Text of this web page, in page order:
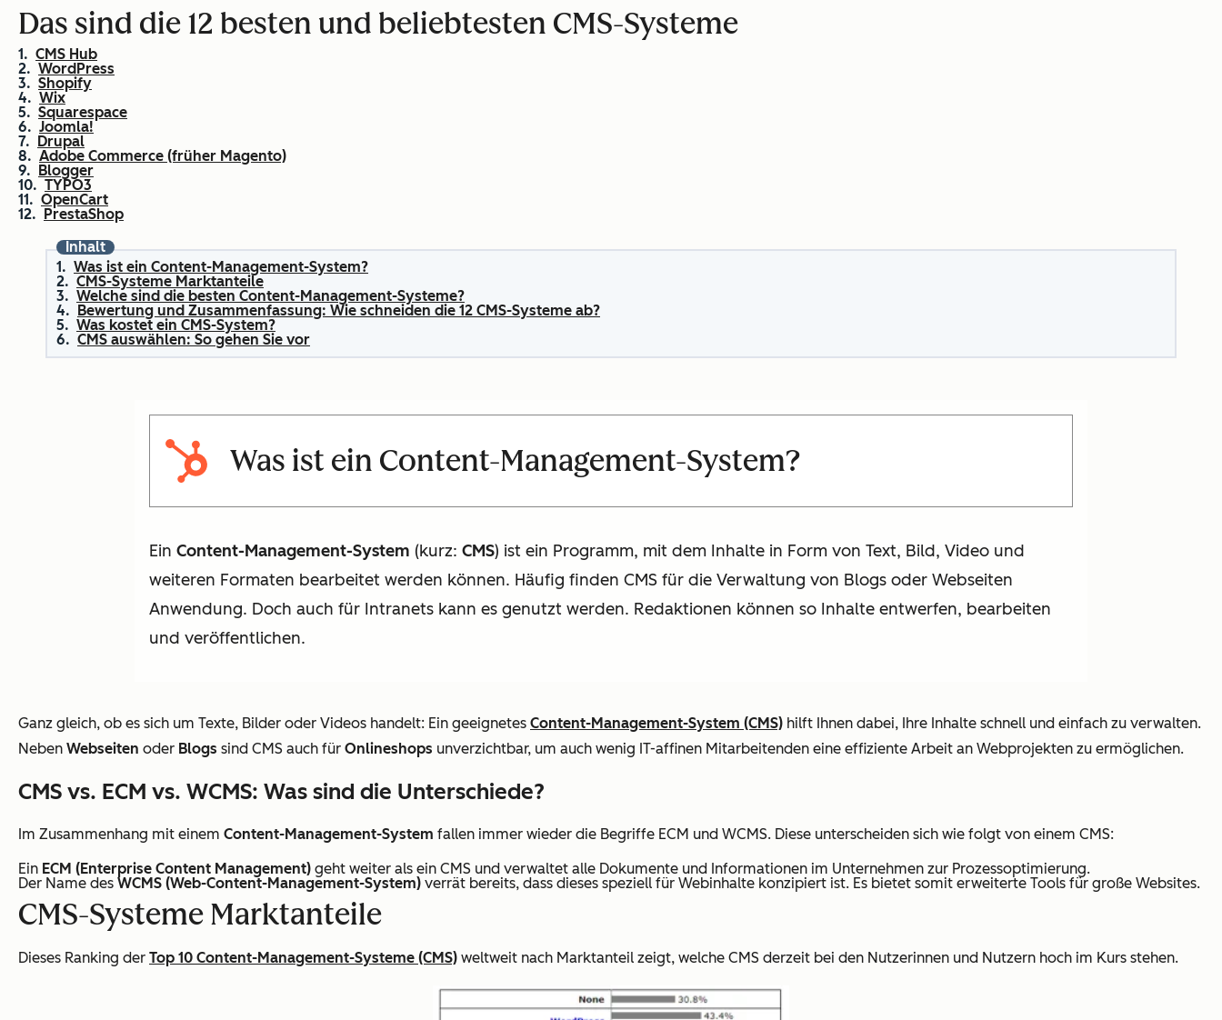
Das sind die 12 besten und beliebtesten CMS-Systeme
CMS Hub
WordPress
Shopify
Wix
Squarespace
Joomla!
Drupal
Adobe Commerce (früher Magento)
Blogger
TYPO3
OpenCart
PrestaShop
Inhalt
Was ist ein Content-Management-System?
CMS-Systeme Marktanteile
Welche sind die besten Content-Management-Systeme?
Bewertung und Zusammenfassung: Wie schneiden die 12 CMS-Systeme ab?
Was kostet ein CMS-System?
CMS auswählen: So gehen Sie vor
Was ist ein Content-Management-System?
Ein Content-Management-System (kurz: CMS) ist ein Programm, mit dem Inhalte in Form von Text, Bild, Video und
weiteren Formaten bearbeitet werden können. Häufig finden CMS für die Verwaltung von Blogs oder Webseiten
Anwendung. Doch auch für Intranets kann es genutzt werden. Redaktionen können so Inhalte entwerfen, bearbeiten
und veröffentlichen.
Ganz gleich, ob es sich um Texte, Bilder oder Videos handelt: Ein geeignetes Content-Management-System (CMS) hilft Ihnen dabei, Ihre Inhalte schnell und einfach zu verwalten.
Neben Webseiten oder Blogs sind CMS auch für Onlineshops unverzichtbar, um auch wenig IT-affinen Mitarbeitenden eine effiziente Arbeit an Webprojekten zu ermöglichen.
CMS vs. ECM vs. WCMS: Was sind die Unterschiede?
Im Zusammenhang mit einem Content-Management-System fallen immer wieder die Begriffe ECM und WCMS. Diese unterscheiden sich wie folgt von einem CMS:
Ein ECM (Enterprise Content Management) geht weiter als ein CMS und verwaltet alle Dokumente und Informationen im Unternehmen zur Prozessoptimierung.
Der Name des WCMS (Web-Content-Management-System) verrät bereits, dass dieses speziell für Webinhalte konzipiert ist. Es bietet somit erweiterte Tools für große Websites.
CMS-Systeme Marktanteile
Dieses Ranking der Top 10 Content-Management-Systeme (CMS) weltweit nach Marktanteil zeigt, welche CMS derzeit bei den Nutzerinnen und Nutzern hoch im Kurs stehen.